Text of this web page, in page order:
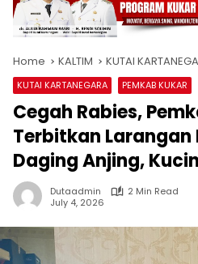
Home KALTIM KUTAI
KUTAI KARTANEGARA PEMKAB KUKAR
Cegah Rabies,
Terbitkan Larangan
Daging Anjing,
Dutaadmin
2 Min Read
July 4, 2026